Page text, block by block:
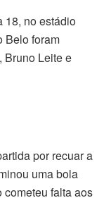
18, no estádio
Belo foram
Bruno Leite e
por recuar a
uma bola
falta aos